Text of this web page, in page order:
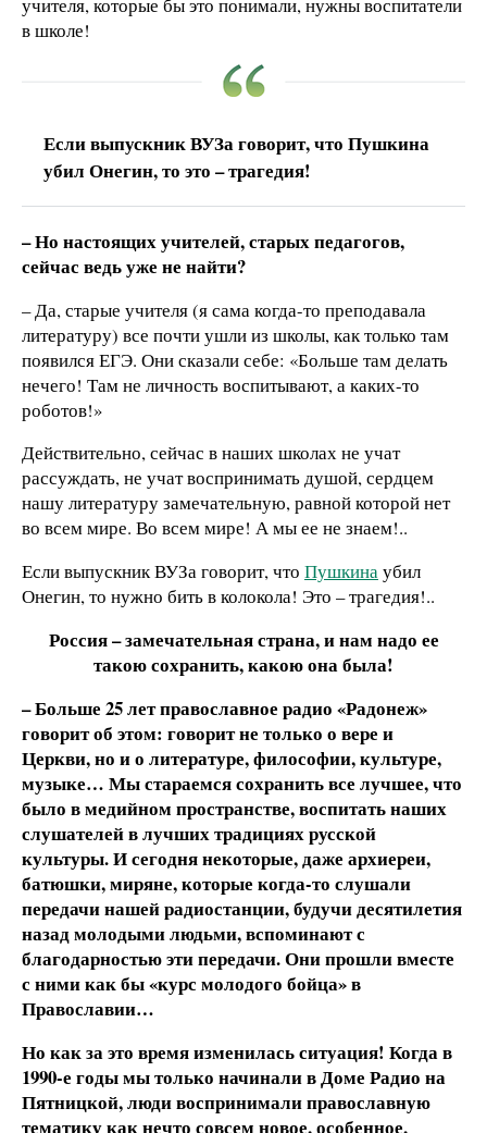
в школе!
Если выпускник ВУЗа говорит, что Пушкина
убил Онегин, то это – трагедия!
– Но настоящих учителей, старых педагогов,
сейчас ведь уже не найти?
– Да, старые учителя (я сама когда-то преподавала
литературу) все почти ушли из школы, как только там
появился ЕГЭ. Они сказали себе: «Больше там делать
нечего! Там не личность воспитывают, а каких-то
роботов!»
Действительно, сейчас в наших школах не учат
рассуждать, не учат воспринимать душой, сердцем
нашу литературу замечательную, равной которой нет
во всем мире. Во всем мире! А мы ее не знаем!..
Если выпускник ВУЗа говорит, что Пушкинаубил
Онегин, то нужно бить в колокола! Это – трагедия!..
Россия – замечательная страна, и нам надо ее
такою сохранить, какою она была!
– Больше 25 лет православное радио «Радонеж»
говорит об этом: говорит не только о вере и
Церкви, но и о литературе, философии, культуре,
музыке… Мы стараемся сохранить все лучшее, что
было в медийном пространстве, воспитать наших
слушателей в лучших традициях русской
культуры. И сегодня некоторые, даже архиереи,
батюшки, миряне, которые когда-то слушали
передачи нашей радиостанции, будучи десятилетия
назад молодыми людьми, вспоминают с
благодарностью эти передачи. Они прошли вместе
с ними как бы «курс молодого бойца» в
Православии…
Но как за это время изменилась ситуация! Когда в
1990-е годы мы только начинали в Доме Радио на
Пятницкой, люди воспринимали православную
тематику как нечто совсем новое, особенное,